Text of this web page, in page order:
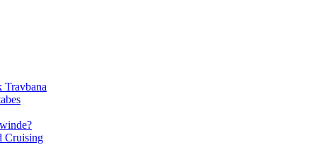
Travbana
Cruising